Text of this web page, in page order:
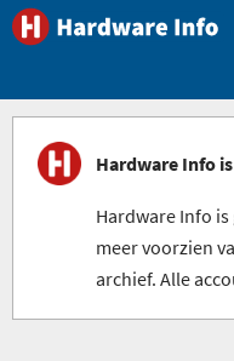
Hardware Info
Hardware Info
meer voorzien
archief. Alle